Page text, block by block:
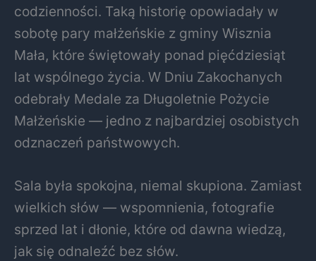
codzienności. Taką historię opowiadały w
sobotę pary małżeńskie z gminy Wisznia
Mała, które świętowały ponad pięćdziesiąt
lat wspólnego życia. W Dniu Zakochanych
odebrały Medale za Długoletnie Pożycie
Małżeńskie — jedno z najbardziej osobistych
odznaczeń państwowych.
Sala była spokojna, niemal skupiona. Zamiast
wielkich słów — wspomnienia, fotografie
sprzed lat i dłonie, które od dawna wiedzą,
jak się odnaleźć bez słów.